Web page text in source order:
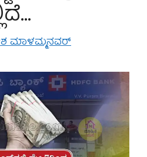
ಮಾಳಮ್ಮನವರ್